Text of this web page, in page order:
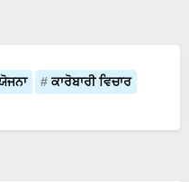
ਕਾਰੋਬਾਰੀ ਵਿਚਾਰ